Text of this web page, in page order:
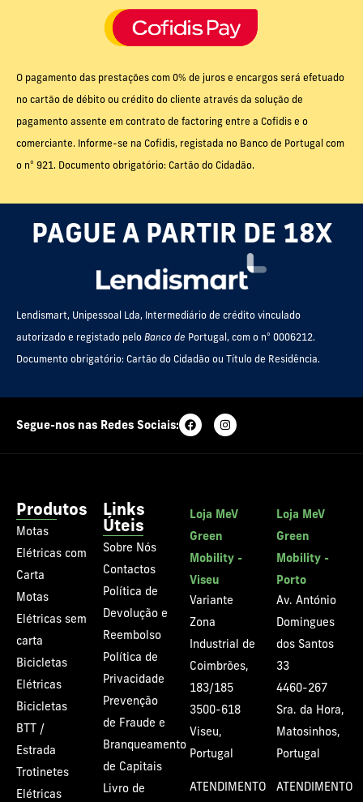
O pagamento das prestações com 0% de juros e encargos será efetuado
no cartão de débito ou crédito do cliente através da solução de
pagamento assente em contrato de factoring entre a Cofidis e o
comerciante. Informe-se na Cofidis, registada no Banco de Portugal com
o nº 921. Documento obrigatório: Cartão do Cidadão.
PAGUE A PARTIR DE 18X
Lendismart, Unipessoal Lda, Intermediário de crédito vinculado
autorizado e registado pelo Banco de Portugal, com o nº 0006212.
Documento obrigatório: Cartão do Cidadão ou Título de Residência.
Segue-nos nas Redes Sociais:
Produtos
Motas
Elétricas com
Carta
Motas
Elétricas sem
carta
Bicicletas
Elétricas
Bicicletas
BTT /
Estrada
Trotinetes
Elétricas
Links
Úteis
Sobre Nós
Contactos
Política de
Devolução e
Reembolso
Política de
Privacidade
Prevenção
de Fraude e
Branqueamento
de Capitais
Livro de
Loja MeV
Green
Mobility -
Viseu
Variante
Zona
Industrial de
Coimbrões,
183/185
3500-618
Viseu,
Portugal
ATENDIMENTO
Loja MeV
Green
Mobility -
Porto
Av. António
Domingues
dos Santos
33
4460-267
Sra. da Hora,
Matosinhos,
Portugal
ATENDIMENTO